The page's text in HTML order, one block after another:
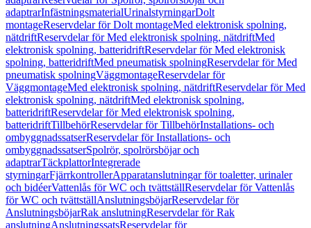
adaptrarInfästningsmaterialUrinalstyrningarDolt
montageReservdelar för Dolt montageMed elektronisk spolning,
nätdriftReservdelar för Med elektronisk spolning, nätdriftMed
elektronisk spolning, batteridriftReservdelar för Med elektronisk
spolning, batteridriftMed pneumatisk spolningReservdelar för Med
pneumatisk spolningVäggmontageReservdelar för
VäggmontageMed elektronisk spolning, nätdriftReservdelar för Med
elektronisk spolning, nätdriftMed elektronisk spolning,
batteridriftReservdelar för Med elektronisk spolning,
batteridriftTillbehörReservdelar för TillbehörInstallations- och
ombyggnadssatserReservdelar för Installations- och
ombyggnadssatserSpolrör, spolrörsböjar och
adaptrarTäckplattorIntegrerade
styrningarFjärrkontrollerApparatanslutningar för toaletter, urinaler
och bidéerVattenlås för WC och tvättställReservdelar för Vattenlås
för WC och tvättställAnslutningsböjarReservdelar för
AnslutningsböjarRak anslutningReservdelar för Rak
anslutningAnslutningssatsReservdelar för